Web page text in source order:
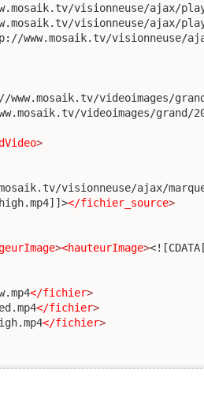
visionneuse/ajax/
visionneuse/ajax/
www.mosaik.tv/visionneuse/
www.mosaik.tv/videoimages/
videoimages/grand/
>
visionneuse/ajax/
</fichier_source>
><hauteurImage>
</fichier>
</fichier>
</fichier>